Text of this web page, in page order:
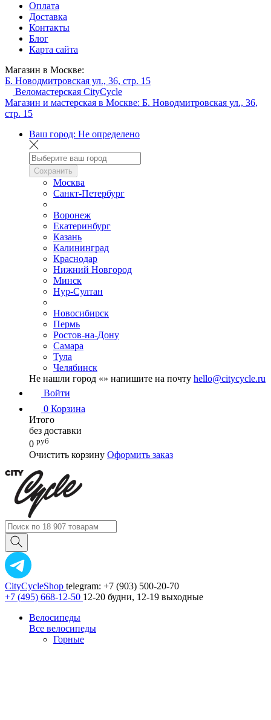
Оплата
Доставка
Контакты
Блог
Карта сайта
Магазин в Москве:
Б. Новодмитровская ул., 36, стр. 15
Веломастерская CityCycle
Магазин и мастерская в Москве: Б. Новодмитровская ул., 36,
стр. 15
Ваш город: Не определено
Сохранить
Москва
Санкт-Петербург
Воронеж
Екатеринбург
Казань
Калининград
Краснодар
Нижний Новгород
Минск
Нур-Султан
Новосибирск
Пермь
Ростов-на-Дону
Самара
Тула
Челябинск
Не нашли город «» напишите на почту hello@citycycle.ru
Войти
0 Корзина
Итого
без доставки
0 руб
Очистить корзину Оформить заказ
CityCycleShop telegram: +7 (903) 500-20-70
+7 (495) 668-12-50 12-20 будни, 12-19 выходные
Велосипеды
Все велосипеды
Горные